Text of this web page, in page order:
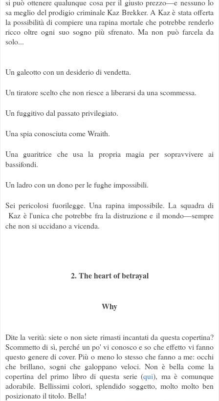
sa meglio del prodigio criminale Kaz Brekker. A Kaz è stata offerta
la possibilità di compiere una rapina mortale che potrebbe renderlo
ricco oltre ogni suo sogno più sfrenato. Ma non può farcela da
solo...
Un galeotto con un desiderio di vendetta.
Un tiratore scelto che non riesce a liberarsi da una scommessa.
Un fuggitivo dal passato privilegiato.
Una spia conosciuta come Wraith.
Una guaritrice che usa la propria magia per sopravvivere ai
bassifondi.
Un ladro con un dono per le fughe impossibili.
Sei pericolosi fuorilegge. Una rapina impossibile. La squadra di
Kaz è l'unica che potrebbe fra la distruzione e il mondo—sempre
che non si uccidano a vicenda.
2. The heart of betrayal
Why
Dite la verità: siete o non siete rimasti incantati da questa copertina?
Scommetto di sì, perché un po' vi conosco e so che effetto vi fanno
questo genere di cover. Più o meno lo stesso che fanno a me: occhi
che brillano, sogni che galoppano veloci. Non è bella come la
copertina del primo libro di questa serie (qui), ma è comunque
adorabile. Bellissimi colori, splendido soggetto, molto molto ben
posizionato il titolo. Bella!